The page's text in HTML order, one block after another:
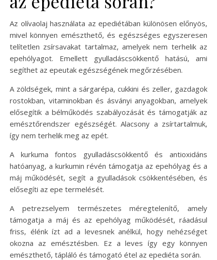
Az olívaolaj használata az epediétában különösen előnyös,
mivel könnyen emészthető, és egészséges egyszeresen
telítetlen zsírsavakat tartalmaz, amelyek nem terhelik az
epehólyagot. Emellett gyulladáscsökkentő hatású, ami
segíthet az epeutak egészségének megőrzésében.
A zöldségek, mint a sárgarépa, cukkini és zeller, gazdagok
rostokban, vitaminokban és ásványi anyagokban, amelyek
elősegítik a bélműködés szabályozását és támogatják az
emésztőrendszer egészségét. Alacsony a zsírtartalmuk,
így nem terhelik meg az epét.
A kurkuma fontos gyulladáscsökkentő és antioxidáns
hatóanyag, a kurkumin révén támogatja az epehólyag és a
máj működését, segít a gyulladások csökkentésében, és
elősegíti az epe termelését.
A petrezselyem természetes méregtelenítő, amely
támogatja a máj és az epehólyag működését, ráadásul
friss, élénk ízt ad a levesnek anélkül, hogy nehézséget
okozna az emésztésben. Ez a leves így egy könnyen
emészthető, tápláló és támogató étel az epediéta során.